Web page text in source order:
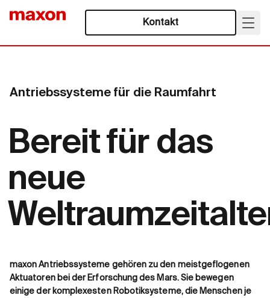
Kontakt
Antriebssysteme für die Raumfahrt
Bereit für das
neue
maxon Antriebssysteme gehören zu den meistgeflogenen
Aktuatoren bei der Erforschung des Mars. Sie bewegen
einige der komplexesten Robotiksysteme, die Menschen je